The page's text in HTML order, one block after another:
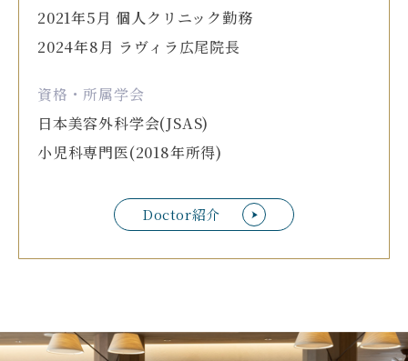
Doctor紹介
2021年5月 個人クリニック勤務
2024年8月 ラヴィラ広尾院長
資格・所属学会
日本美容外科学会(JSAS)
小児科専門医(2018年所得)